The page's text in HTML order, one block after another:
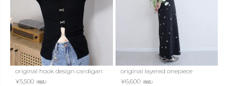
original hook design cardigan
¥5,500 （税込）
original layered onepiece
¥6,600（税込）